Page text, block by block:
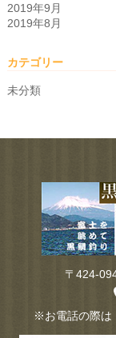
2019年9月
2019年8月
カテゴリー
未分類
〒424-
※お電話の際は